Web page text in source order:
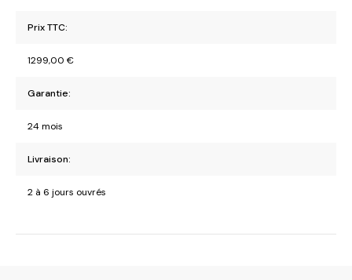
Prix TTC:
1299,00 €
Garantie:
24 mois
Livraison:
2 à 6 jours ouvrés